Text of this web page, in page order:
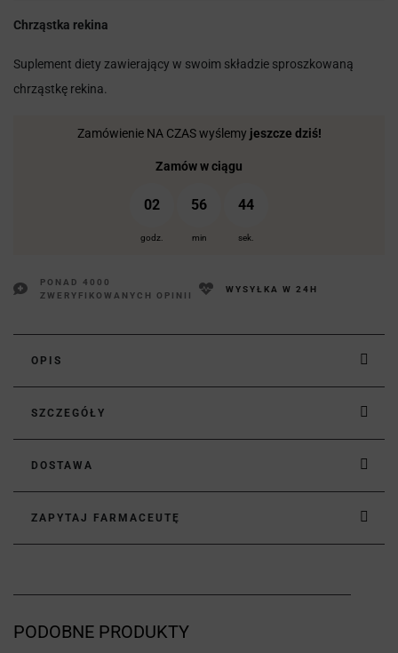
Chrząstka rekina
Suplement diety zawierający w swoim składzie sproszkowaną
chrząstkę rekina.
Zamówienie NA CZAS wyślemy jeszcze dziś!
Zamów w ciągu
02 56 43
godz. min sek.
PONAD 4000
ZWERYFIKOWANYCH OPINII
WYSYŁKA W 24H
OPIS
SZCZEGÓŁY
DOSTAWA
ZAPYTAJ FARMACEUTĘ
PODOBNE PRODUKTY